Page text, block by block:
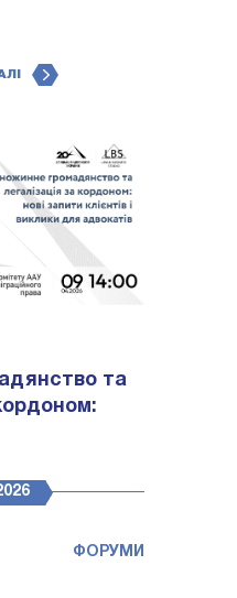
та
ФОРУМИ